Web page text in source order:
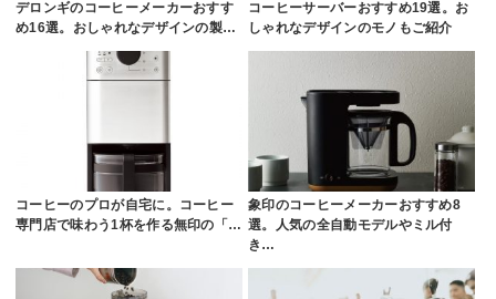
デロンギのコーヒーメーカーおすす
め16選。おしゃれなデザインの製…
コーヒーサーバーおすすめ19選。お
しゃれなデザインのモノもご紹介
コーヒーのプロが自宅に。コーヒー
専門店で味わう1杯を作る無印の「…
象印のコーヒーメーカーおすすめ8
選。人気の全自動モデルやミル付
き…